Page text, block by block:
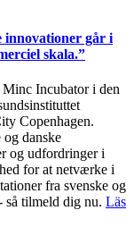
innovationer går i
skala.”
Incubator i den
Copenhagen.
og danske
og udfordringer i
for at netværke i
fra svenske og
så tilmeld dig nu. Läs